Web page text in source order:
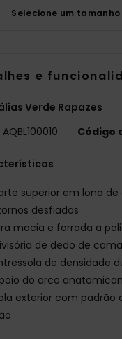
Selecione um tamanho
e
Verde Rapazes
AQBL100010 Código
superior em lona
desfiados
macia e forrada a
de dedo de
de densidade
do arco
exterior com padrão